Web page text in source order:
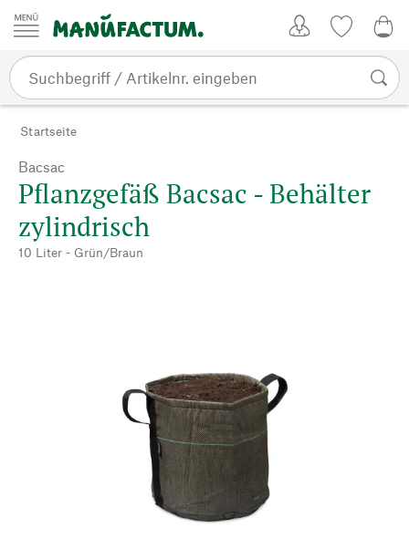
Zum Inhalt springen
Startseite
Bacsac
Pflanzgefäß Bacsac - Behälter
zylindrisch
10 Liter - Grün/Braun